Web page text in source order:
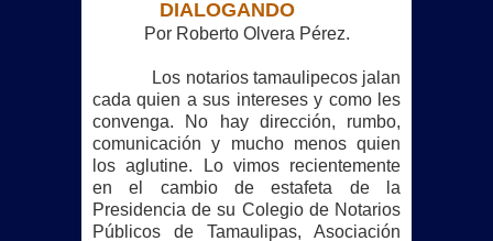
DIALOGANDO
Por Roberto Olvera Pérez.
Los notarios tamaulipecos jalan
cada quien a sus intereses y como les
convenga. No hay dirección, rumbo,
comunicación y mucho menos quien
los aglutine. Lo vimos recientemente
en el cambio de estafeta de
la
Presidencia de su Colegio de Notarios
Públicos de Tamaulipas, Asociación